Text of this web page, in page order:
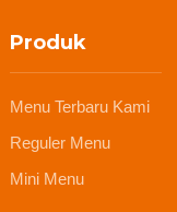
Produk
Menu Terbaru Kami
Reguler Menu
Mini Menu